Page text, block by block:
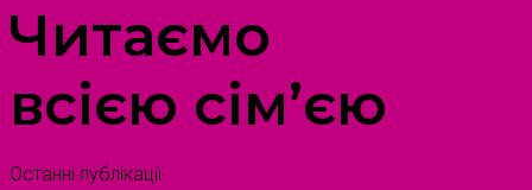
Читаємо
всією сім’єю
Останні публікації